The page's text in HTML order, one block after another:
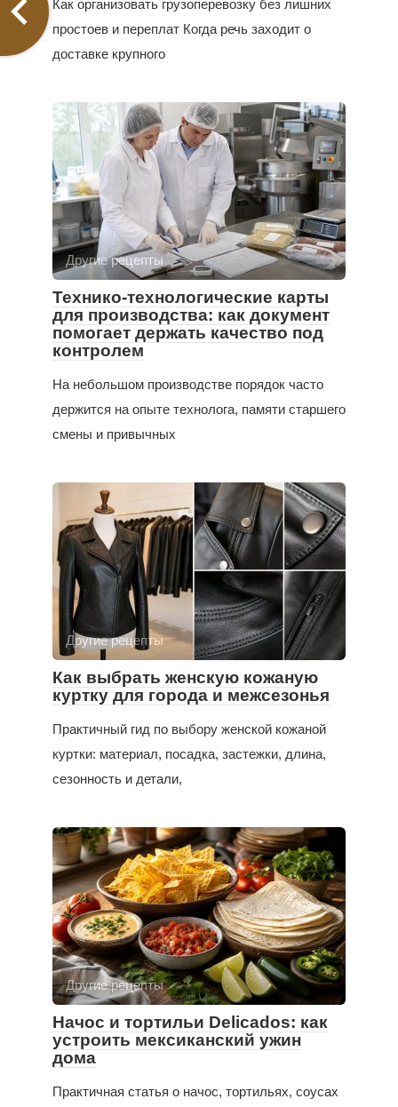
Как организовать грузоперевозку без лишних
простоев и переплат Когда речь заходит о
доставке крупного
Другие рецепты
Технико-технологические карты
для производства: как документ
помогает держать качество под
контролем
На небольшом производстве порядок часто
держится на опыте технолога, памяти старшего
смены и привычных
Другие рецепты
Как выбрать женскую кожаную
куртку для города и межсезонья
Практичный гид по выбору женской кожаной
куртки: материал, посадка, застежки, длина,
сезонность и детали,
Другие рецепты
Начос и тортильи Delicados: как
устроить мексиканский ужин
дома
Практичная статья о начос, тортильях, соусах